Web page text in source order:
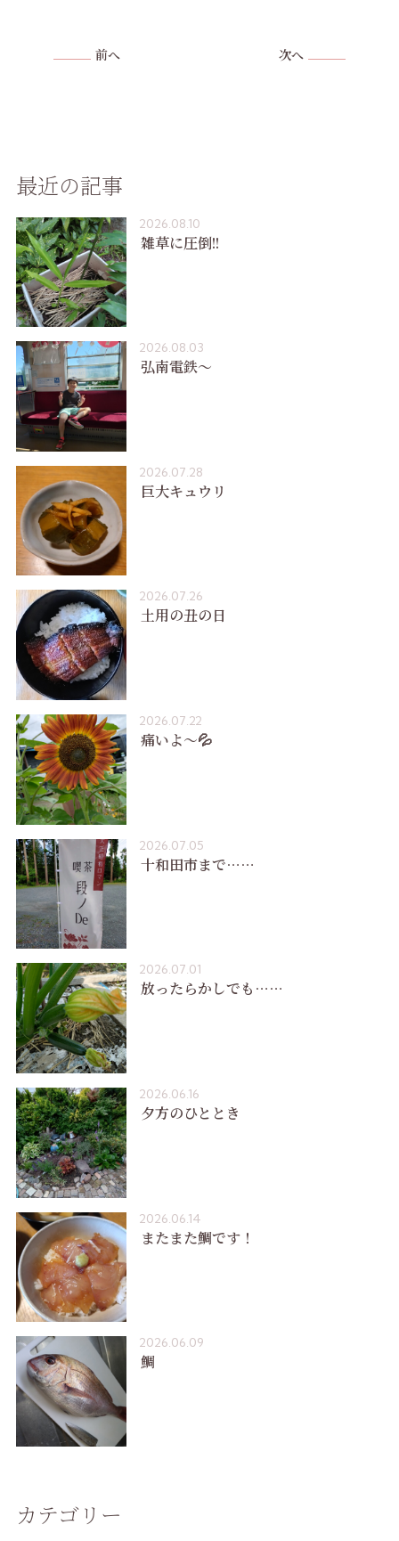
前へ 次へ
最近の記事
2026.08.10
雑草に圧倒!!
2026.08.03
弘南電鉄〜
2026.07.28
巨大キュウリ
2026.07.26
土用の丑の日
2026.07.22
痛いよ〜💦
2026.07.05
十和田市まで……
2026.07.01
放ったらかしでも……
2026.06.16
夕方のひととき
2026.06.14
またまた鯛です！
2026.06.09
鯛
カテゴリー